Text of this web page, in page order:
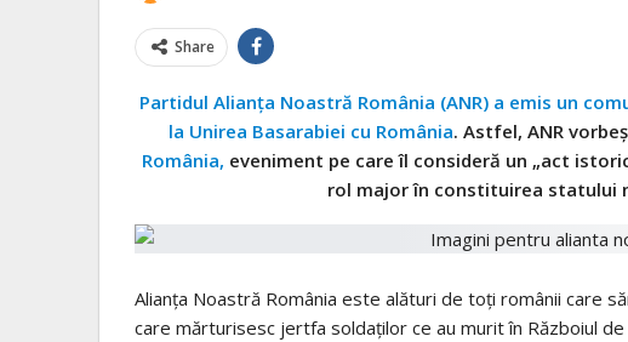
Share
Partidul Alianța Noastră România (ANR) a emis un
la Unirea Basarabiei cu România. Astfel, ANR
România, eveniment pe care îl consideră un „act
rol major în constituirea statului
Alianța Noastră România este alături de toți românii care
care mărturisesc jertfa soldaților ce au murit în Războiul